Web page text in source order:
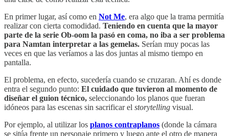
En primer lugar, así como en Not Me, era algo que la trama permitía
realizar con cierta comodidad. Teniendo en cuenta que la mayor
parte de la serie Ob-oom la pasó en coma, no iba a ser problema
para Namtan interpretar a las gemelas. Serían muy pocas las
veces en que las veríamos a las dos juntas al mismo tiempo en
pantalla.
El problema, en efecto, sucedería cuando se cruzaran. Ahí es donde
entra el segundo punto: El cuidado que tuvieron al momento de
diseñar el guion técnico, seleccionando los planos que fueran
idóneos para las escenas sin sacrificar el storytelling visual.
Por ejemplo, al utilizar los planos contraplanos (donde la cámara
se sitúa frente un personaje primero y luego ante el otro de manera